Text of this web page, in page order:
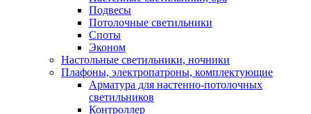
Подвесы
Потолочные светильники
Споты
Эконом
Настольные светильники, ночники
Плафоны, электропатроны, комплектующие
Арматура для настенно-потолочных
светильников
Контроллер